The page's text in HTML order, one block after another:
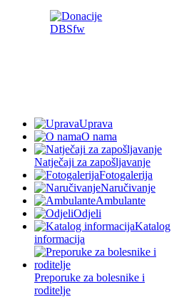
Uprava
O nama
Natječaji za zapošljavanje
Fotogalerija
Naručivanje
Ambulante
Odjeli
Katalog
informacija
Preporuke za bolesnike i
roditelje